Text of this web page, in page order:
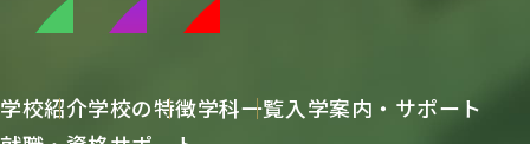
学校紹介学校の特徴学科一覧入学案内・サポート